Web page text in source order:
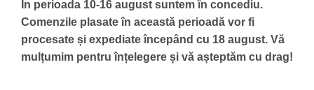
În perioada 10-16 august suntem în concediu.
Comenzile plasate în această perioadă vor fi
procesate și expediate începând cu 18 august. Vă
mulțumim pentru înțelegere și vă așteptăm cu drag!